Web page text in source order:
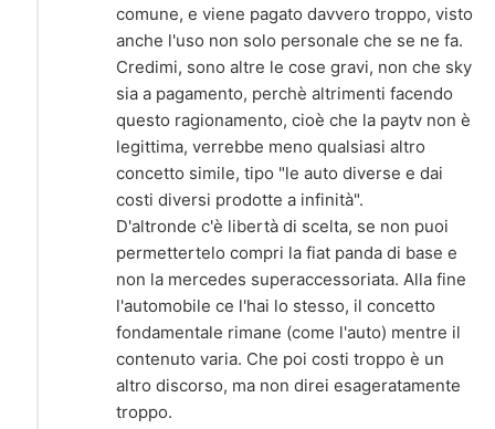
comune, e viene pagato davvero troppo, visto
anche l'uso non solo personale che se ne fa.
Credimi, sono altre le cose gravi, non che sky
sia a pagamento, perchè altrimenti facendo
questo ragionamento, cioè che la paytv non è
legittima, verrebbe meno qualsiasi altro
concetto simile, tipo "le auto diverse e dai
costi diversi prodotte a infinità".
D'altronde c'è libertà di scelta, se non puoi
permettertelo compri la fiat panda di base e
non la mercedes superaccessoriata. Alla fine
l'automobile ce l'hai lo stesso, il concetto
fondamentale rimane (come l'auto) mentre il
contenuto varia. Che poi costi troppo è un
altro discorso, ma non direi esageratamente
troppo.